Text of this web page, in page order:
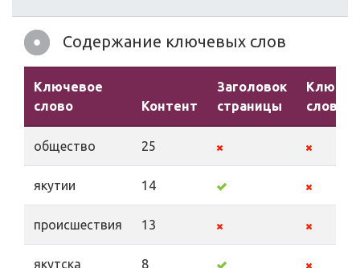
Содержание ключевых слов
Ключевое
слово
Контент
Заголовок
страницы
слова
обществo 25
якутии 14
прoисшествия 13
якутска 8